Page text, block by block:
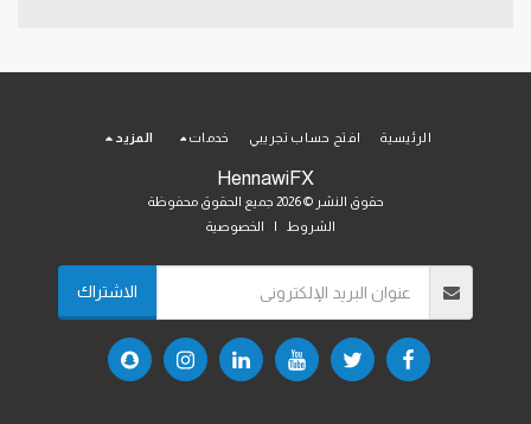
HennawiFX
حقوق النشر © 2026 جميع الحقوق محفوظة
الشروط
| الخصوصية
الرئيسية افتح حساب تجريبي خدمات المزيد
الاشتراك